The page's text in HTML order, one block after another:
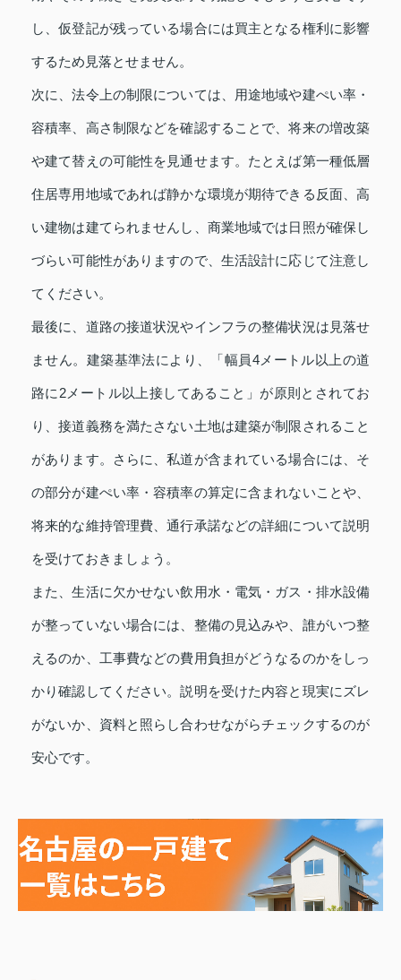
し、仮登記が残っている場合には買主となる権利に影響
するため見落とせません。
次に、法令上の制限については、用途地域や建ぺい率・
容積率、高さ制限などを確認することで、将来の増改築
や建て替えの可能性を見通せます。たとえば第一種低層
住居専用地域であれば静かな環境が期待できる反面、高
い建物は建てられませんし、商業地域では日照が確保し
づらい可能性がありますので、生活設計に応じて注意し
てください。
最後に、道路の接道状況やインフラの整備状況は見落せ
ません。建築基準法により、「幅員4メートル以上の道
路に2メートル以上接してあること」が原則とされてお
り、接道義務を満たさない土地は建築が制限されること
があります。さらに、私道が含まれている場合には、そ
の部分が建ぺい率・容積率の算定に含まれないことや、
将来的な維持管理費、通行承諾などの詳細について説明
を受けておきましょう。
また、生活に欠かせない飲用水・電気・ガス・排水設備
が整っていない場合には、整備の見込みや、誰がいつ整
えるのか、工事費などの費用負担がどうなるのかをしっ
かり確認してください。説明を受けた内容と現実にズレ
がないか、資料と照らし合わせながらチェックするのが
安心です。